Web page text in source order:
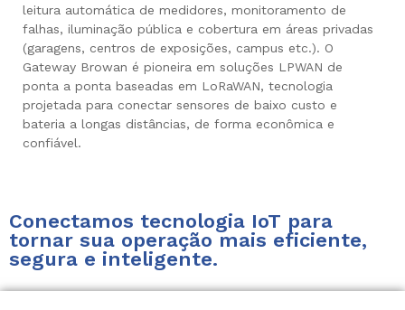
leitura automática de medidores, monitoramento de
falhas, iluminação pública e cobertura em áreas privadas
(garagens, centros de exposições, campus etc.). O
Gateway Browan é pioneira em soluções LPWAN de
ponta a ponta baseadas em LoRaWAN, tecnologia
projetada para conectar sensores de baixo custo e
bateria a longas distâncias, de forma econômica e
confiável.
Conectamos tecnologia IoT para
tornar sua operação mais eficiente,
segura e inteligente.